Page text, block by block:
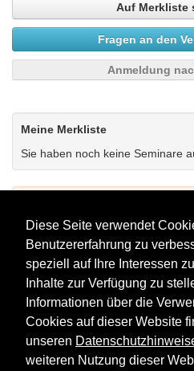
Diese Seite verwendet
Benutzererfahrung zu
speziell auf Ihre Interessen
Inhalte zur Verfügung zu
Informationen über die
Cookies auf dieser Website
unseren
weiteren Nutzung dieser
Auf Merkliste
Fragen an den
Anmeldung
Meine Merkliste
Sie haben noch keine Seminare
Um Seminare buchen zu
einloggen (siehe oben) oder neu
Jetzt
Einführungs-Video zum
Seminare als RSS-Feed